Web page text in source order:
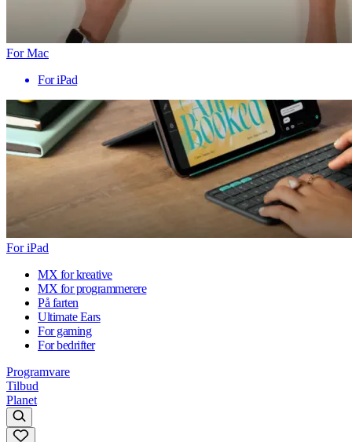
For Mac
For iPad
For iPad
MX for kreative
MX for programmerere
På farten
Ultimate Ears
For gaming
For bedrifter
Programvare
Tilbud
Planet